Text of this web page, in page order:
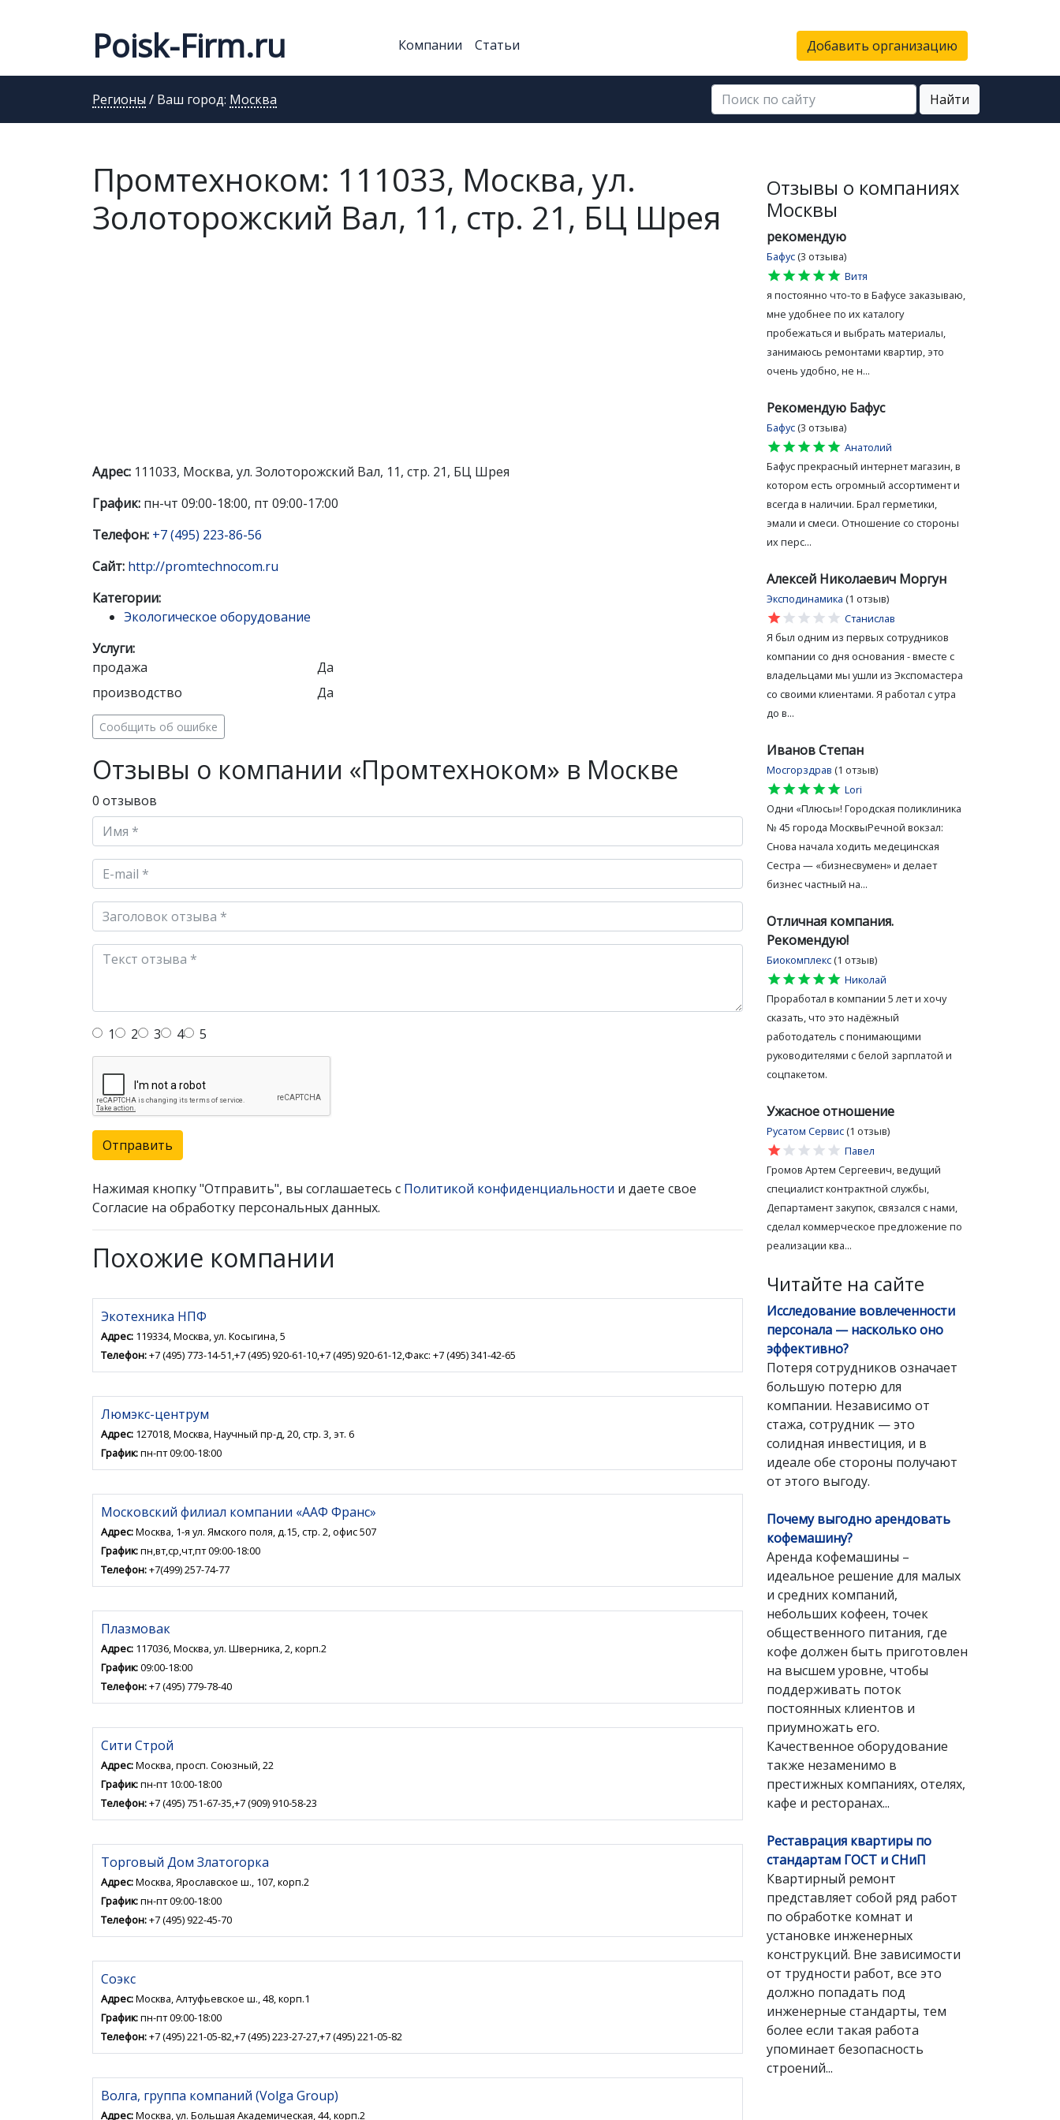
Poisk-Firm.ru Компании Статьи Добавить организацию
Регионы / Ваш город: Москва Найти
Промтехноком: 111033, Москва, ул.
Золоторожский Вал, 11, стр. 21, БЦ Шрея
Адрес: 111033, Москва, ул. Золоторожский Вал, 11, стр. 21, БЦ Шрея
График: пн-чт 09:00-18:00, пт 09:00-17:00
Телефон: +7 (495) 223-86-56
Сайт: http://promtechnocom.ru
Категории:
Экологическое оборудование
Услуги:
продажа
Да
производство
Да
Сообщить об ошибке
Отзывы о компании «Промтехноком» в Москве
0 отзывов
1 2 3 4 5
Отправить
Нажимая кнопку "Отправить", вы соглашаетесь с Политикой конфиденциальности и даете свое
Согласие на обработку персональных данных.
Похожие компании
Экотехника НПФ
Адрес: 119334, Москва, ул. Косыгина, 5
Телефон:+7 (495) 773-14-51,+7 (495) 920-61-10,+7 (495) 920-61-12,Факс: +7 (495) 341-42-65
Люмэкс-центрум
Адрес: 127018, Москва, Научный пр-д, 20, стр. 3, эт. 6
График:пн-пт 09:00-18:00
Московский филиал компании «ААФ Франс»
Адрес:Москва, 1-я ул. Ямского поля, д.15, стр. 2, офис 507
График:пн,вт,ср,чт,пт 09:00-18:00
Телефон:+7(499) 257-74-77
Плазмовак
Адрес: 117036, Москва, ул. Шверника, 2, корп.2
График:09:00-18:00
Телефон:+7 (495) 779-78-40
Сити Строй
Адрес:Москва, просп. Союзный, 22
График:пн-пт 10:00-18:00
Телефон:+7 (495) 751-67-35,+7 (909) 910-58-23
Торговый Дом Златогорка
Адрес:Москва, Ярославское ш., 107, корп.2
График:пн-пт 09:00-18:00
Телефон:+7 (495) 922-45-70
Соэкс
Адрес:Москва, Алтуфьевское ш., 48, корп.1
График:пн-пт 09:00-18:00
Телефон:+7 (495) 221-05-82,+7 (495) 223-27-27,+7 (495) 221-05-82
Волга, группа компаний (Volga Group)
Адрес:Москва, ул. Большая Академическая, 44, корп.2
Отзывы о компаниях
Москвы
рекомендую
Бафус (3 отзыва)
star
star
star
star
star
Витя
я постоянно что-то в Бафусе заказываю,
мне удобнее по их каталогу
пробежаться и выбрать материалы,
занимаюсь ремонтами квартир, это
очень удобно, не н...
Рекомендую Бафус
Бафус (3 отзыва)
star
star
star
star
star
Анатолий
Бафус прекрасный интернет магазин, в
котором есть огромный ассортимент и
всегда в наличии. Брал герметики,
эмали и смеси. Отношение со стороны
их перс...
Алексей Николаевич Моргун
Эксподинамика (1 отзыв)
star
star
star
star
star
Станислав
Я был одним из первых сотрудников
компании со дня основания - вместе с
владельцами мы ушли из Экспомастера
со своими клиентами. Я работал с утра
до в...
Иванов Степан
Мосгорздрав (1 отзыв)
star
star
star
star
star
Lori
Одни «Плюсы»! Городская поликлиника
№ 45 города МосквыРечной вокзал:
Снова начала ходить медецинская
Сестра — «бизнесвумен» и делает
бизнес частный на...
Отличная компания.
Рекомендую!
Биокомплекс (1 отзыв)
star
star
star
star
star
Николай
Проработал в компании 5 лет и хочу
сказать, что это надёжный
работодатель с понимающими
руководителями с белой зарплатой и
соцпакетом.
Ужасное отношение
Русатом Сервис (1 отзыв)
star
star
star
star
star
Павел
Громов Артем Сергеевич, ведущий
специалист контрактной службы,
Департамент закупок, связался с нами,
сделал коммерческое предложение по
реализации ква...
Читайте на сайте
Исследование вовлеченности
персонала — насколько оно
эффективно?
Потеря сотрудников означает
большую потерю для
компании. Независимо от
стажа, сотрудник — это
солидная инвестиция, и в
идеале обе стороны получают
от этого выгоду.
Почему выгодно арендовать
кофемашину?
Аренда кофемашины –
идеальное решение для малых
и средних компаний,
небольших кофеен, точек
общественного питания, где
кофе должен быть приготовлен
на высшем уровне, чтобы
поддерживать поток
постоянных клиентов и
приумножать его.
Качественное оборудование
также незаменимо в
престижных компаниях, отелях,
кафе и ресторанах...
Реставрация квартиры по
стандартам ГОСТ и СНиП
Квартирный ремонт
представляет собой ряд работ
по обработке комнат и
установке инженерных
конструкций. Вне зависимости
от трудности работ, все это
должно попадать под
инженерные стандарты, тем
более если такая работа
упоминает безопасность
строений...